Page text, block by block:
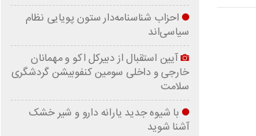
احزاب شناسنامه‌دار ستون پویایی نظام
سیاسی‌اند
آیین استقبال از دبیرکل اکو و مهمانان
خارجی و داخلی سومین کنفوبیشن گردشگری
سلامت
با شیوه جدید یارانه دارو و شیر خشک
آشنا شوید